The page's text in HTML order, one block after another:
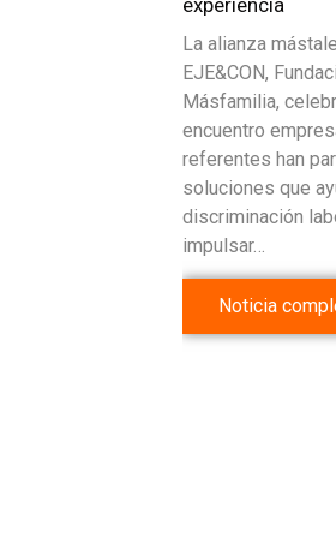
La alianza
EJE&CON,
Másfamilia,
encuentro
referentes han
soluciones que
discriminación
impulsar…
Noticia